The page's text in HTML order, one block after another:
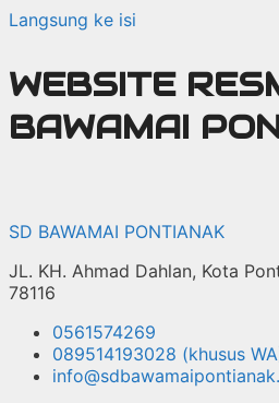
Langsung ke isi
WEBSITE
BAWAMAI
SD BAWAMAI PONTIANAK
JL. KH. Ahmad Dahlan, Kota
78116
0561574269
089514193028 (khusus